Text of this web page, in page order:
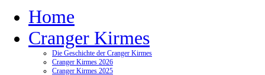
Home
Cranger Kirmes
Die Geschichte der Cranger Kirmes
Cranger Kirmes 2026
Cranger Kirmes 2025